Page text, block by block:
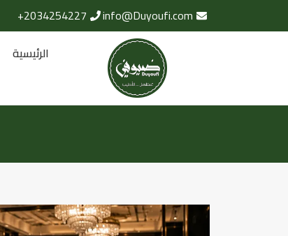
info@Duyoufi.com
2034254227+
الرئيسية